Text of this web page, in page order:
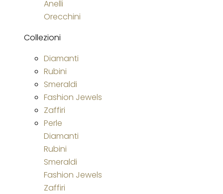
Anelli
Orecchini
Collezioni
Diamanti
Rubini
Smeraldi
Fashion Jewels
Zaffiri
Perle
Diamanti
Rubini
Smeraldi
Fashion Jewels
Zaffiri